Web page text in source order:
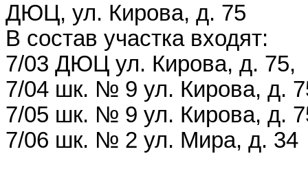
ДЮЦ, ул. Кирова, д. 75
В состав участка входят:
7/03 ДЮЦ ул. Кирова, д. 75,
7/04 шк. № 9 ул. Кирова, д.
7/05 шк. № 9 ул. Кирова, д.
7/06 шк. № 2 ул. Мира, д. 34